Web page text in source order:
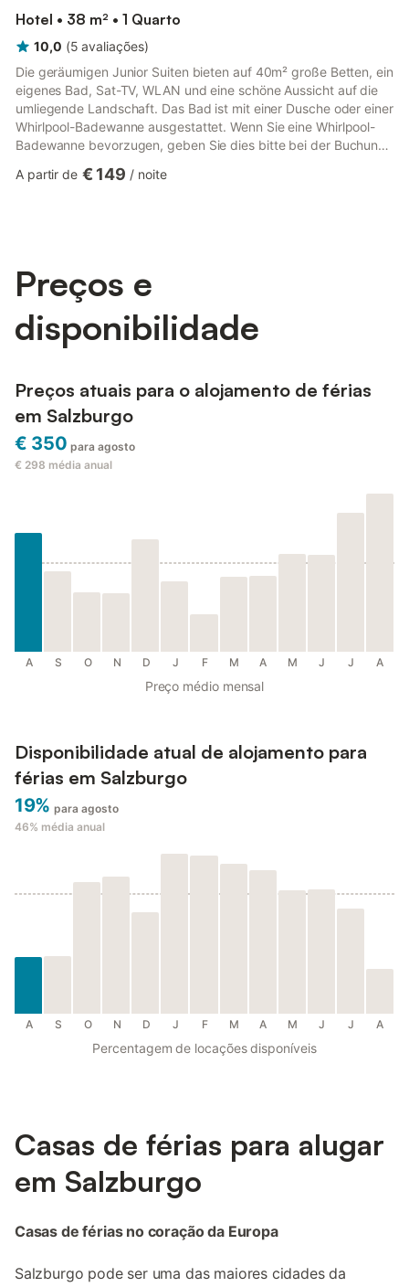
Hotel • 38 m² • 1 Quarto
10,0 (5 avaliações)
Die geräumigen Junior Suiten bieten auf 40m² große Betten, ein
eigenes Bad, Sat-TV, WLAN und eine schöne Aussicht auf die
umliegende Landschaft. Das Bad ist mit einer Dusche oder einer
Whirlpool-Badewanne ausgestattet. Wenn Sie eine Whirlpool-
Badewanne bevorzugen, geben Sie dies bitte bei der Buchung
Vier-Sterne-Hotel im Stadtteil Leopoldskron Moos. Es liegt
A partir de € 149 / noite
Preços e
disponibilidade
Preços atuais para o alojamento de férias
em Salzburgo
€ 350 para agosto
€ 298 média anual
A S O N D J F M A M J J A
Preço médio mensal
Disponibilidade atual de alojamento para
férias em Salzburgo
19% para agosto
46% média anual
A S O N D J F M A M J J A
Percentagem de locações disponíveis
Casas de férias para alugar
em Salzburgo
Casas de férias no coração da Europa
Salzburgo pode ser uma das maiores cidades da